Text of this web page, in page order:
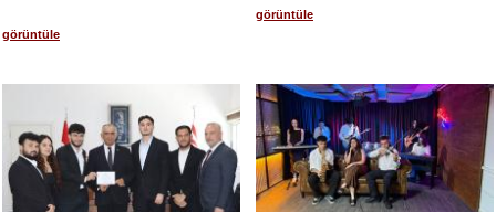
görüntüle
görüntüle